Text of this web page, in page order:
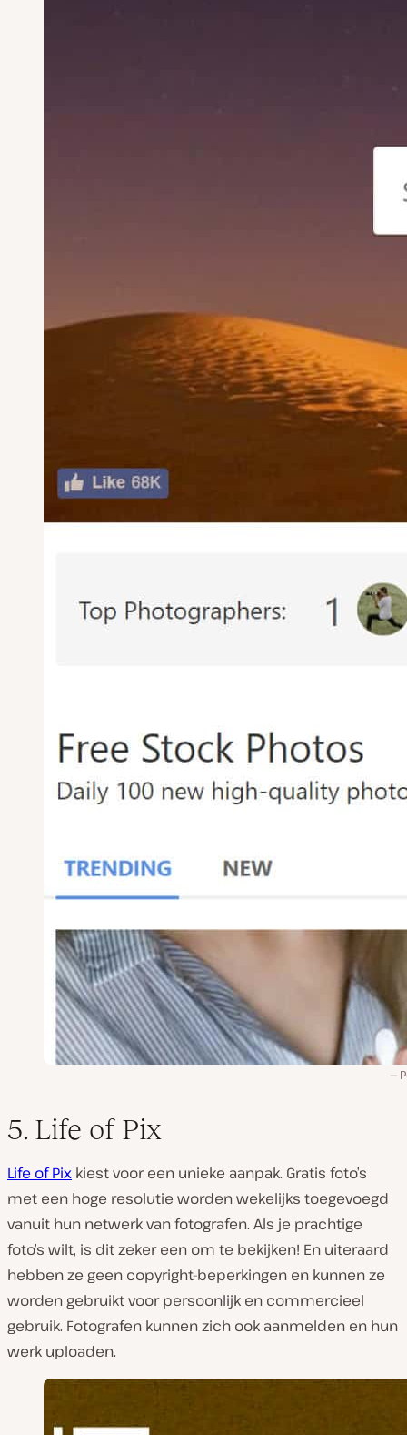
5. Life of Pix
Life of Pix kiest voor een unieke aanpak. Gratis foto’s
met een hoge resolutie worden wekelijks toegevoegd
vanuit hun netwerk van fotografen. Als je prachtige
foto’s wilt, is dit zeker een om te bekijken! En uiteraard
hebben ze geen copyright-beperkingen en kunnen ze
worden gebruikt voor persoonlijk en commercieel
gebruik. Fotografen kunnen zich ook aanmelden en hun
werk uploaden.